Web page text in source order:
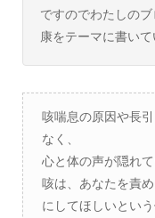
ですのでわたしの
康をテーマに書いて
咳喘息の原因や長
なく、
心と体の声が隠れ
咳は、あなたを責
にしてほしいとい